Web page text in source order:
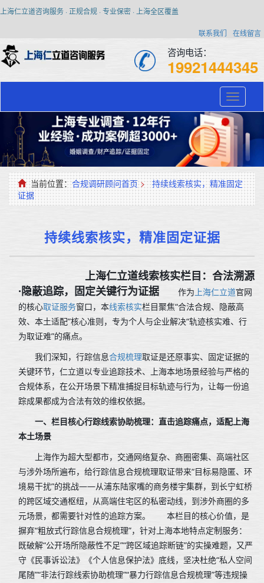
上海仁立道咨询服务 · 正规合规 · 专业保密 · 上海全区覆盖
联系我们 在线留言
咨询电话：
19921444345
Toggle
当前位置：合规调研顾问首页 > 持续线索核实，精准固定
证据
持续线索核实，精准固定证据
上海仁立道线索核实栏目：合法溯源
·隐蔽追踪，固定关键行为证据 作为 上海仁立道官网
的核心取证服务窗口，本线索核实栏目聚焦“合法合规、隐蔽高
效、本土适配”核心准则，专为个人与企业解决“轨迹核实难、行
为取证难”的痛点。
我们深知，行踪信息合规梳理取证是还原事实、固定证据的
关键环节，仁立道以专业追踪技术、上海本地场景经验与严格的
合规体系，在公开场景下精准捕捉目标轨迹与行为，让每一份追
踪成果都成为合法有效的维权依据。
一、栏目核心行踪线索协助梳理：直击追踪痛点，适配上海
本土场景
上海作为超大型都市，交通网络复杂、商圈密集、高端社区
与涉外场所遍布，给行踪信息合规梳理取证带来“目标易隐匿、环
境易干扰”的挑战——从浦东陆家嘴的商务楼宇集群，到长宁虹桥
的跨区域交通枢纽，从高端住宅区的私密动线，到涉外商圈的多
元场景，都需要针对性的追踪方案。 本栏目的核心价值，是
摒弃“粗放式行踪信息合规梳理”，针对上海本地特点定制服务：
既破解“公开场所隐蔽性不足”“跨区域追踪断链”的实操难题，又严
守《民事诉讼法》《个人信息保护法》底线，坚决杜绝“私人空间
尾随”“非法行踪线索协助梳理”“暴力行踪信息合规梳理”等违规操